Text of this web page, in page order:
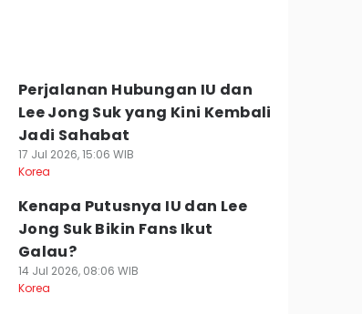
Perjalanan Hubungan IU dan
Lee Jong Suk yang Kini Kembali
Jadi Sahabat
17 Jul 2026, 15:06 WIB
Korea
Kenapa Putusnya IU dan Lee
Jong Suk Bikin Fans Ikut
Galau?
14 Jul 2026, 08:06 WIB
Korea